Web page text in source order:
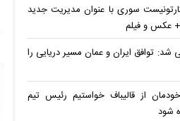
سوری با عنوان مدیریت جدید
عکس و فیلم
شد: توافق ایران و عمان مسیر دریایی را
از قالیباف خواستیم رئیس تیم
شود